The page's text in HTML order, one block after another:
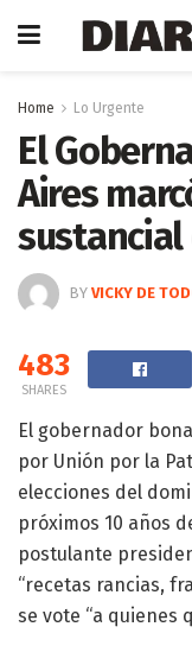
Home Lo Urgente
El
Aires
BY VICKY DE
483
SHARES
El gobernador
por Unión por la
elecciones del
próximos 10 años
postulante
“recetas rancias,
se vote “a quienes